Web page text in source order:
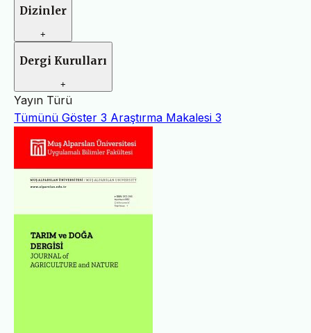
Dizinler
+
Dergi Kurulları
+
Yayın Türü
Tümünü Göster 3 Araştırma Makalesi 3